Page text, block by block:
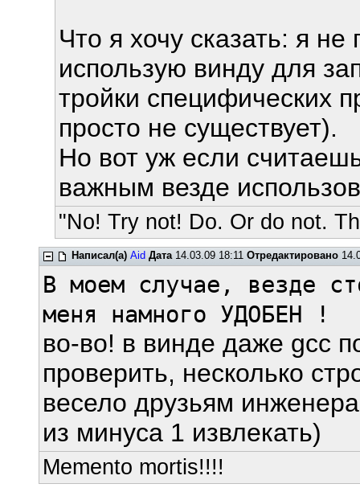
Что я хочу сказать: я
использую винду для
тройки специфических
просто не существует).
Но вот уж если
важным везде
"No! Try not! Do. Or do not.
Написал(а) Aid Дата14.03.09 18:11Отредактировано
В моем случае, везде
меня намного УДОБЕН !
во-во! в винде даже gcc
проверить, несколько
весело друзьям
из минуса 1 извлекать)
Memento mortis!!!!